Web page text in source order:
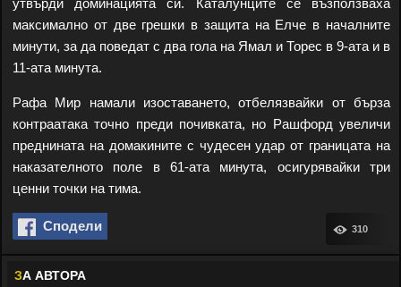
утвърди доминацията си. Каталунците се възползваха
максимално от две грешки в защита на Елче в началните
минути, за да поведат с два гола на Ямал и Торес в 9-ата и в
11-ата минута.
Рафа Мир намали изоставането, отбелязвайки от бърза
контраатака точно преди почивката, но Рашфорд увеличи
преднината на домакините с чудесен удар от границата на
наказателното поле в 61-ата минута, осигурявайки три
ценни точки на тима.
Сподели 310
ЗА АВТОРА